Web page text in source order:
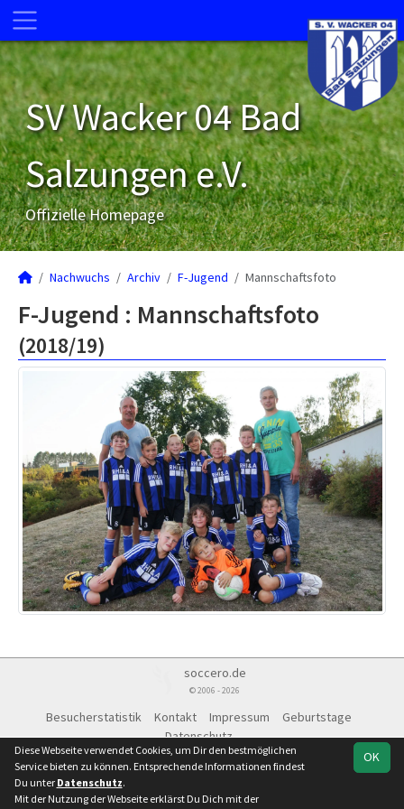
SV Wacker 04 Bad
Salzungen e.V.
Offizielle Homepage
Nachwuchs Archiv F-Jugend Mannschaftsfoto
F-Jugend : Mannschaftsfoto
(2018/19)
soccero.de
© 2006 - 2026
Besucherstatistik Kontakt Impressum
Geburtstage
Datenschutz
OK
Diese Webseite verwendet Cookies, um Dir den bestmöglichen
Service bieten zu können. Entsprechende Informationen findest
Du unter Datenschutz.
Mit der Nutzung der Webseite erklärst Du Dich mit der